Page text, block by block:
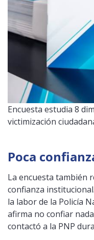
Encuesta estudia 8
victimización
Poca
La encuesta también
confianza
la labor de la Policía
afirma no confiar
contactó a la PNP